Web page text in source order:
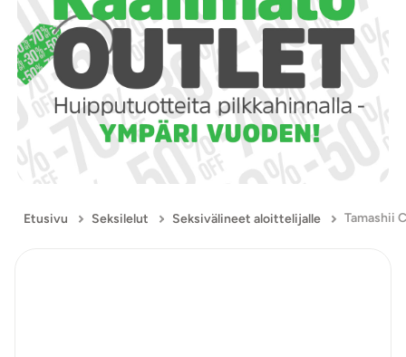
Etusivu Seksilelut Seksivälineet aloittelijalle